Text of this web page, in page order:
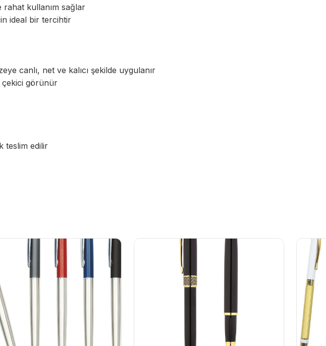
rahat kullanım sağlar
ideal bir tercihtir
canlı, net ve kalıcı şekilde uygulanır
çekici görünür
teslim edilir